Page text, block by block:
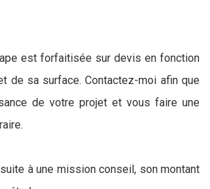
est forfaitisée sur devis en fonction
de sa surface. Contactez-moi afin que
de votre projet et vous faire une
à une mission conseil, son montant